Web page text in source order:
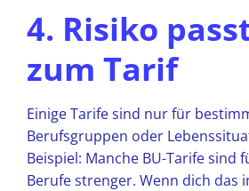
4. Risiko
zum Tarif
Einige Tarife sind nur für
Berufsgruppen oder
Beispiel: Manche BU-Tarife sind
Berufe strenger. Wenn dich das